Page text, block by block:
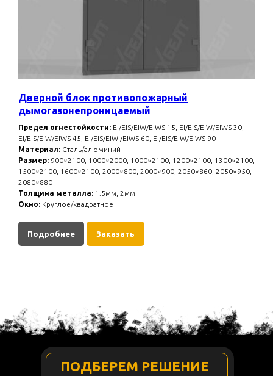
Дверной блок противопожарный
дымогазонепроницаемый
Предел огнестойкости: EI/EIS/EIW/EIWS 15, EI/EIS/EIW/EIWS 30,
EI/EIS/EIW/EIWS 45, EI/EIS/EIW /EIWS 60, EI/EIS/EIW/EIWS 90
Материал: Сталь/алюминий
Размер: 900×2100, 1000×2000, 1000×2100, 1200×2100, 1300×2100,
1500×2100, 1600×2100, 2000×800, 2000×900, 2050×860, 2050×950,
2080×880
Толщина металла: 1.5мм, 2мм
Окно: Круглое/квадратное
Подробнее Заказать
ПОДБЕРЕМ РЕШЕНИЕ